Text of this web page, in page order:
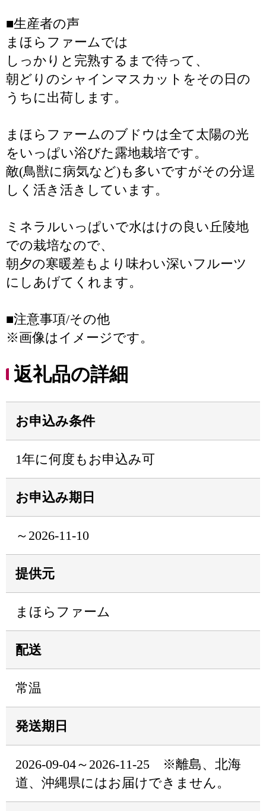
■生産者の声
まほらファームでは
しっかりと完熟するまで待って、
朝どりのシャインマスカットをその日の
うちに出荷します。
まほらファームのブドウは全て太陽の光
をいっぱい浴びた露地栽培です。
敵(鳥獣に病気など)も多いですがその分逞
しく活き活きしています。
ミネラルいっぱいで水はけの良い丘陵地
での栽培なので、
朝夕の寒暖差もより味わい深いフルーツ
にしあげてくれます。
■注意事項/その他
※画像はイメージです。
返礼品の詳細
お申込み条件
1年に何度もお申込み可
お申込み期日
～2026-11-10
提供元
まほらファーム
配送
常温
発送期日
2026-09-04～2026-11-25 ※離島、北海
道、沖縄県にはお届けできません。